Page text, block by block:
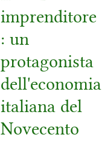
imprenditore
: un
protagonista
dell'economia
italiana del
Novecento